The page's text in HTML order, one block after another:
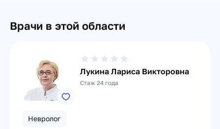
Врачи в этой области
Лукина Лариса Викторовна
Стаж 24 года
Невролог